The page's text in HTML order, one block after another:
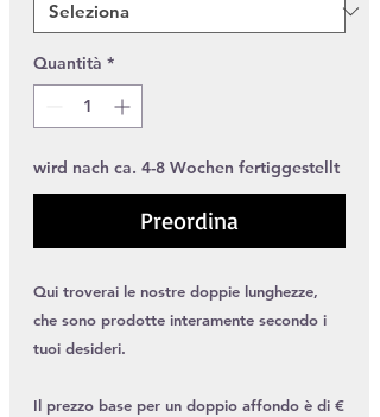
Quantità *
wird nach ca. 4-8 Wochen fertiggestellt
Preordina
Qui troverai le nostre doppie lunghezze,
che sono prodotte interamente secondo i
tuoi desideri.
Il prezzo base per un doppio affondo è di €